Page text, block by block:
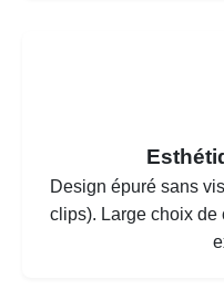
Design épuré sans
clips). Large choix de